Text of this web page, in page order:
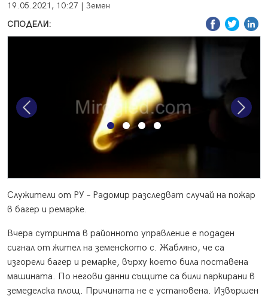
19.05.2021, 10:27 | Земен
СПОДЕЛИ:
Previous Next
Служители от РУ – Радомир разследват случай на пожар
в багер и ремарке.
Вчера сутринта в районното управление е подаден
сигнал от жител на земенското с. Жабляно, че са
изгорели багер и ремарке, върху което била поставена
машината. По негови данни същите са били паркирани в
земеделска площ. Причината не е установена. Извършен